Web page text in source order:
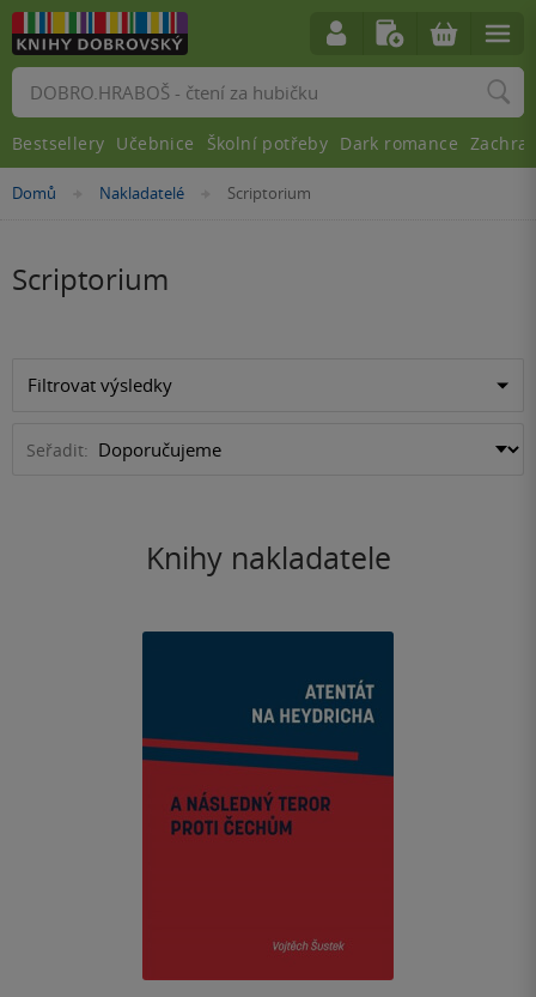
Nacházíte
Domů »
Nakladatelé »
Scriptorium
Scriptorium
Filtrovat výsledky
Seřadit:
Knihy nakladatele
Vyhledávání
Bestsellery Učebnice Školní potřeby Dark romance